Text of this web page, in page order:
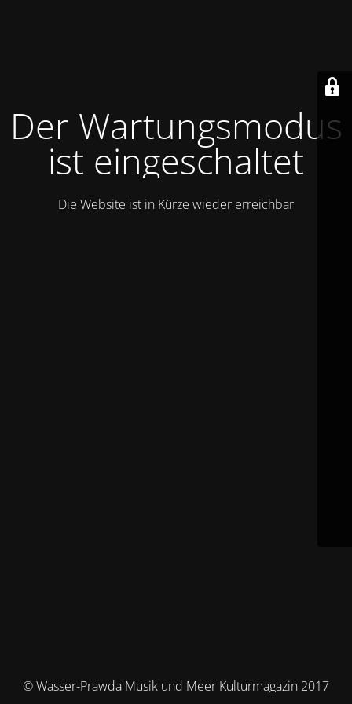
Der Wartungsmodus
ist eingeschaltet
Die Website ist in Kürze wieder erreichbar
© Wasser-Prawda Musik und Meer Kulturmagazin 2017